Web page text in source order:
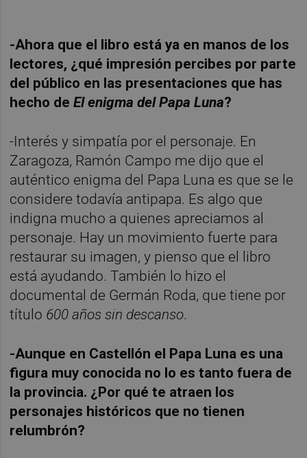
-Ahora que el libro está ya en manos de los
lectores, ¿qué impresión percibes por parte
del público en las presentaciones que has
hecho deEl enigma del Papa Luna?
-Interés y simpatía por el personaje. En
Zaragoza, Ramón Campo me dijo que el
auténtico enigma del Papa Luna es que se le
considere todavía antipapa. Es algo que
indigna mucho a quienes apreciamos al
personaje. Hay un movimiento fuerte para
restaurar su imagen, y pienso que el libro
está ayudando. También lo hizo el
documental de Germán Roda, que tiene por
título 600 años sin descanso.
-Aunque en Castellón el Papa Luna es una
figura muy conocida no lo es tanto fuera de
la provincia. ¿Por qué te atraen los
personajes históricos que no tienen
relumbrón?